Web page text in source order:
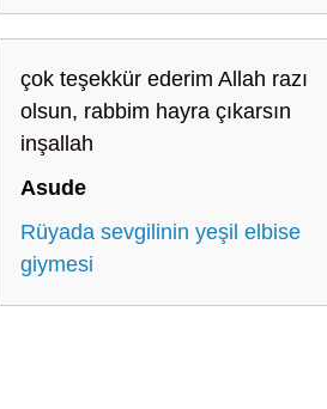
çok teşekkür ederim Allah razı
olsun, rabbim hayra çıkarsın
inşallah
Asude
Rüyada sevgilinin yeşil elbise
giymesi